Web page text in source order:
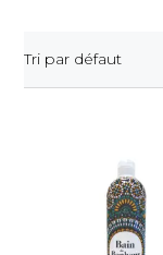
Tri par défaut